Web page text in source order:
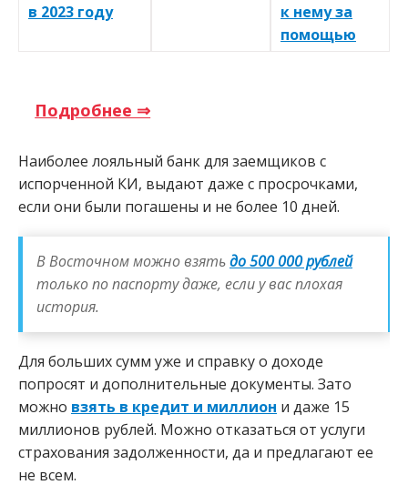
в 2023 году
к нему за
помощью
Подробнее ⇒
Наиболее лояльный банк для заемщиков с
испорченной КИ, выдают даже с просрочками,
если они были погашены и не более 10 дней.
В Восточном можно взятьдо 500 000 рублей
только по паспорту даже, если у вас плохая
история.
Для больших сумм уже и справку о доходе
попросят и дополнительные документы. Зато
можно взять в кредит и миллион и даже 15
миллионов рублей. Можно отказаться от услуги
страхования задолженности, да и предлагают ее
не всем.